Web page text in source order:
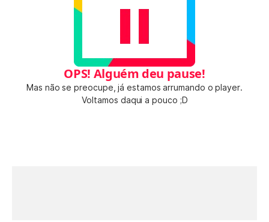
OPS! Alguém deu pause!
Mas não se preocupe, já estamos arrumando o player.
Voltamos daqui a pouco ;D